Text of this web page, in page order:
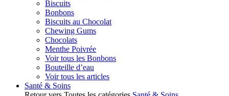
Biscuits
Bonbons
Biscuits au Chocolat
Chewing Gums
Chocolats
Menthe Poivrée
Voir tous les Bonbons
Bouteille d’eau
Voir tous les articles
Santé & Soins